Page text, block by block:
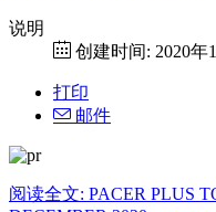
说明
创建时间: 2020年
打印
邮件
阅读全文: PACER PLUS